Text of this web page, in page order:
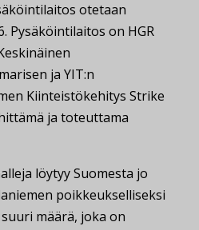
otetaan
Pysäköintilaitos on HGR
ja YIT:n
Kiinteistökehitys Strike
ja toteuttama
löytyy Suomesta jo
poikkeukselliseksi
määrä, joka on